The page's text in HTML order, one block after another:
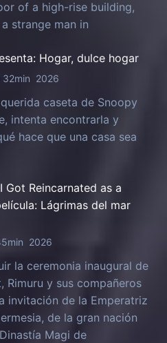
of a high-rise building,
strange man in
Hogar, dulce hogar
32min 2026
caseta de Snoopy
intenta encontrarla y
hace que una casa sea
Got Reincarnated as a
Lágrimas del mar
2026
la ceremonia inaugural de
Rimuru y sus compañeros
invitación de la Emperatriz
de la gran nación
Magi de